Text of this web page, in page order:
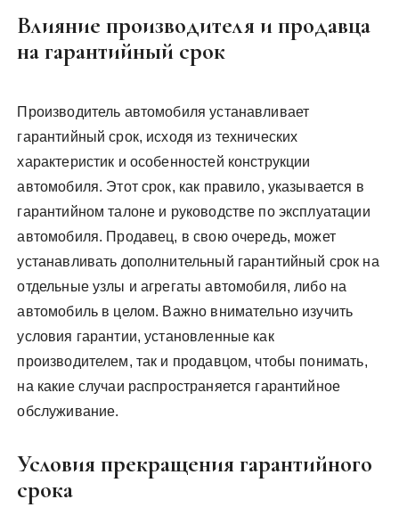
Влияние производителя и продавца
на гарантийный срок
Производитель автомобиля устанавливает
гарантийный срок, исходя из технических
характеристик и особенностей конструкции
автомобиля. Этот срок, как правило, указывается в
гарантийном талоне и руководстве по эксплуатации
автомобиля. Продавец, в свою очередь, может
устанавливать дополнительный гарантийный срок на
отдельные узлы и агрегаты автомобиля, либо на
автомобиль в целом. Важно внимательно изучить
условия гарантии, установленные как
производителем, так и продавцом, чтобы понимать,
на какие случаи распространяется гарантийное
обслуживание.
Условия прекращения гарантийного
срока